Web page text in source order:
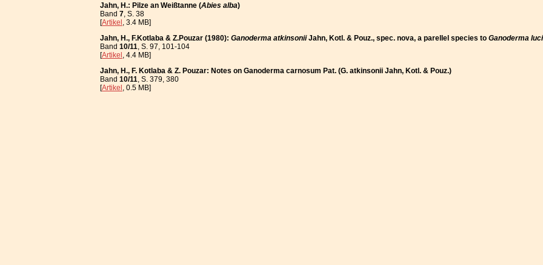
Jahn, H.: Pilze an Weißtanne (Abies alba)
Band 7, S. 38
[Artikel, 3.4 MB]
Jahn, H., F.Kotlaba & Z.Pouzar (1980): Ganoderma atkinsoniiJahn, Kotl. & Pouz., spec. nova, a parellel species to Ganoderma
Band 10/11, S. 97, 101-104
[Artikel, 4.4 MB]
Jahn, H., F. Kotlaba & Z. Pouzar: Notes on Ganoderma carnosum Pat. (G. atkinsonii Jahn, Kotl. & Pouz.)
Band 10/11, S. 379, 380
[Artikel, 0.5 MB]